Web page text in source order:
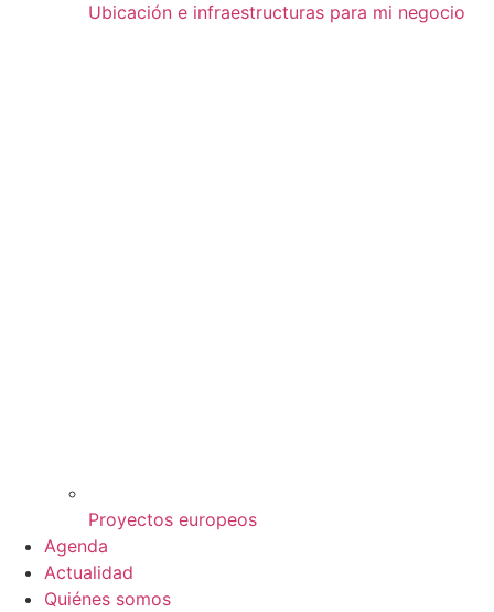
Ubicación e infraestructuras para mi negocio
Proyectos europeos
Agenda
Actualidad
Quiénes somos